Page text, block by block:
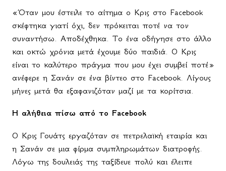
«Όταν μου έστειλε το αίτημα ο Κρις στο Facebook
σκέφτηκα γιατί όχι, δεν πρόκειται ποτέ να τον
συναντήσω. Αποδέχθηκα. Το ένα οδήγησε στο άλλο
και οκτώ χρόνια μετά έχουμε δύο παιδιά. Ο Κρις
είναι το καλύτερο πράγμα που μου έχει συμβεί ποτέ»
ανέφερε η Σανάν σε ένα βίντεο στο Facebook. Λίγους
μήνες μετά θα εξαφανιζόταν μαζί με τα κορίτσια.
H αλήθεια πίσω από το Facebook
Ο Κρις Γουάτς εργαζόταν σε πετρελαϊκή εταιρία και
η Σανάν σε μια φίρμα συμπληρωμάτων διατροφής.
Λόγω της δουλειάς της ταξίδευε πολύ και έλειπε